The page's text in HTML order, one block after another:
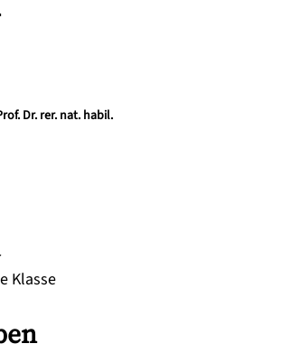
Dr. rer. nat. habil.
Klasse